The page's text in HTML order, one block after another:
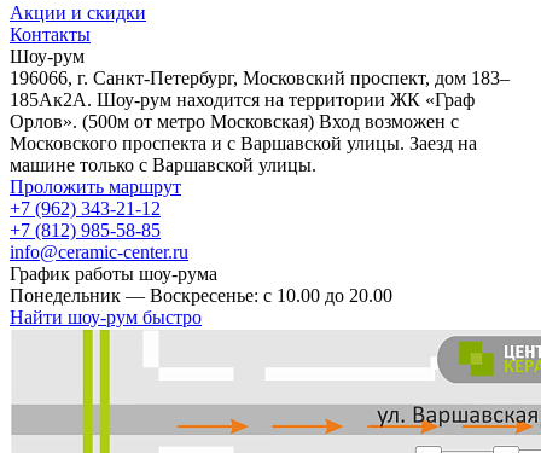
Акции и скидки
Контакты
Шоу-рум
196066, г. Санкт-Петербург, Московский проспект, дом 183–
185Ак2А. Шоу-рум находится на территории ЖК «Граф
Орлов». (500м от метро Московская) Вход возможен с
Московского проспекта и с Варшавской улицы. Заезд на
машине только с Варшавской улицы.
Проложить маршрут
+7 (962) 343-21-12
+7 (812) 985-58-85
info@ceramic-center.ru
График работы шоу-рума
Понедельник — Воскресенье: с 10.00 до 20.00
Найти шоу-рум быстро